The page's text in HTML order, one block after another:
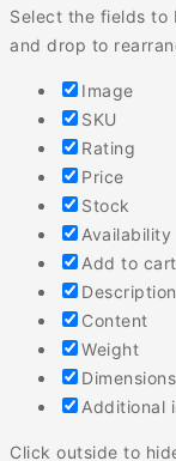
Select the fields to
and drop to
Image
SKU
Rating
Price
Stock
Availability
Add to cart
Description
Content
Weight
Dimensions
Additional
Click outside to